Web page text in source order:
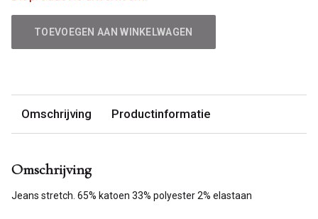
TOEVOEGEN AAN WINKELWAGEN
Omschrijving Productinformatie
Omschrijving
Jeans stretch. 65% katoen 33% polyester 2% elastaan